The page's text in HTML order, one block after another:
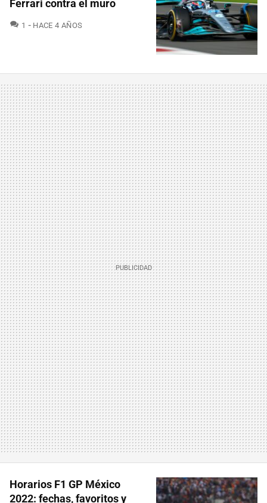
Ferrari contra el muro
1 COMENTARIOS
HACE 4 AÑOS
Horarios F1 GP México
2022: fechas, favoritos y